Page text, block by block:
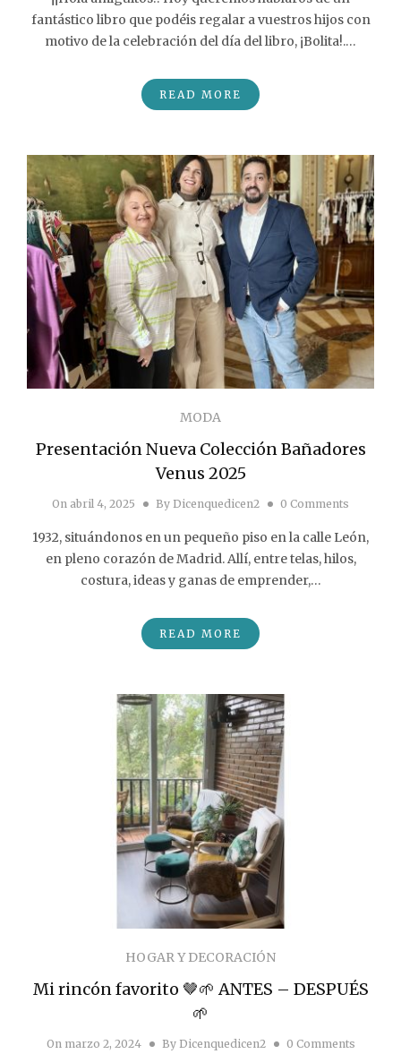
fantástico libro que podéis regalar a vuestros hijos con
motivo de la celebración del día del libro, ¡Bolita!.…
READ MORE
MODA
Presentación Nueva Colección Bañadores
Venus 2025
On abril 4, 2025 By Dicenquedicen2 0 Comments
1932, situándonos en un pequeño piso en la calle León,
en pleno corazón de Madrid. Allí, entre telas, hilos,
costura, ideas y ganas de emprender,…
READ MORE
HOGAR Y DECORACIÓN
Mi rincón favorito 🤎🌱 ANTES – DESPUÉS
🌱
Onmarzo 2, 2024 By Dicenquedicen2 0 Comments